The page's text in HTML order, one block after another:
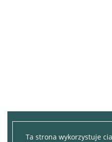
Ta strona wykorzystuje